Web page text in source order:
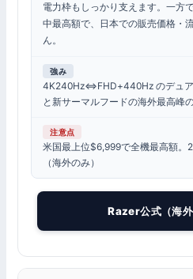
電力枠もしっかり支えます。一方
中最高額で、日本での販売価格・
ん。
強み
4K240Hz⇔FHD+440Hz のデュア
と新サーマルフードの海外最高峰
注意点
米国最上位$6,999で全機最高額。
（海外のみ）
Razer公式（海